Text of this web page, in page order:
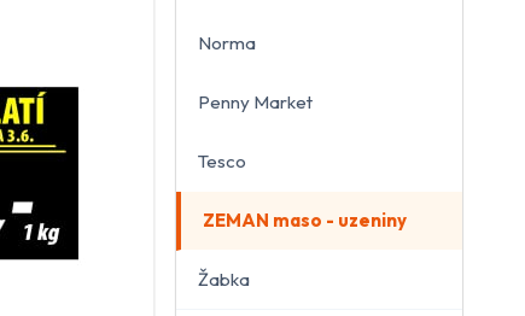
Norma
Penny Market
Tesco
ZEMAN maso - uzeniny
Žabka